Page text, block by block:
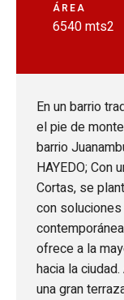
ÁREA
6540 mts2
En un barrio
el pie de
barrio
HAYEDO; Con
Cortas, se
con
ofrece a la
hacia la
una gran